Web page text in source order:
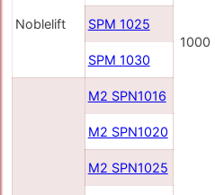
1000
Noblelift SPM 1025
SPM 1030
M2 SPN1016
M2 SPN1020
M2 SPN1025